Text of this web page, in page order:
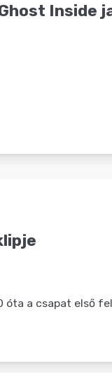
Inside
óta a csapat első